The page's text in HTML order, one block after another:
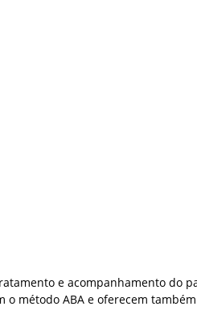
e acompanhamento do
método ABA e oferecem